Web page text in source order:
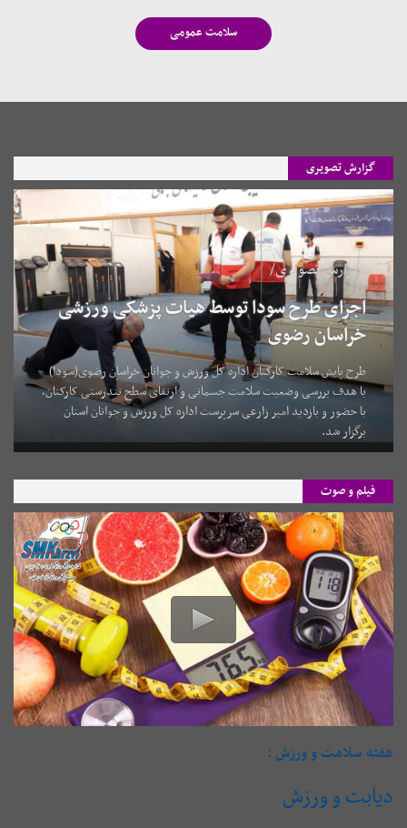
سلامت عمومی
گزارش تصویری
/گزارش تصویری/
اجرای طرح سودا توسط هیات پزشکی ورزشی
خراسان رضوی
طرح پایش سلامت کارکنان اداره کل ورزش و جوانان خراسان رضوی(سودا)
با هدف بررسی وضعیت سلامت جسمانی و ارتقای سطح تندرستی کارکنان،
با حضور و بازدید امیر زارعی سرپرست اداره کل ورزش و جوانان استان
برگزار شد.
فیلم و صوت
هفته سلامت و ورزش :
دیابت و ورزش